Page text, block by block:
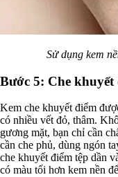
Sử dụng kem
Bước 5: Che khuyết
Kem che khuyết điểm
có nhiều vết đỏ, thâm.
gương mặt, bạn chỉ cần
cần che phủ, dùng ngón
che khuyết điểm tệp dần
có màu tối hơn kem nền